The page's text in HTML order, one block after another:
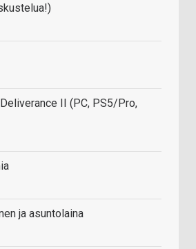
II (PC, PS5/Pro,
ja asuntolaina